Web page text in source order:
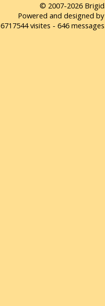
© 2007-2026
Powered and designed
6717544 visites - 646